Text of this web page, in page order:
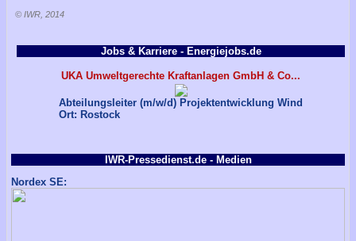
© IWR, 2014
Jobs & Karriere - Energiejobs.de
UKA Umweltgerechte Kraftanlagen GmbH & Co...
Abteilungsleiter (m/w/d) Projektentwicklung Wind
Ort: Rostock
IWR-Pressedienst.de - Medien
Nordex SE: